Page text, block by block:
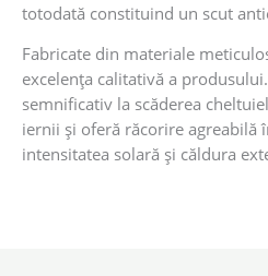
totodată constituind un scut
Fabricate din materiale
excelența calitativă a
semnificativ la scăderea
iernii și oferă răcorire agreabilă
intensitatea solară și căldura